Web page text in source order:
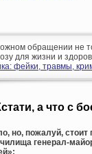
обращении не
для жизни и
фейки, травмы,
а что с
но, пожалуй,
генерал-